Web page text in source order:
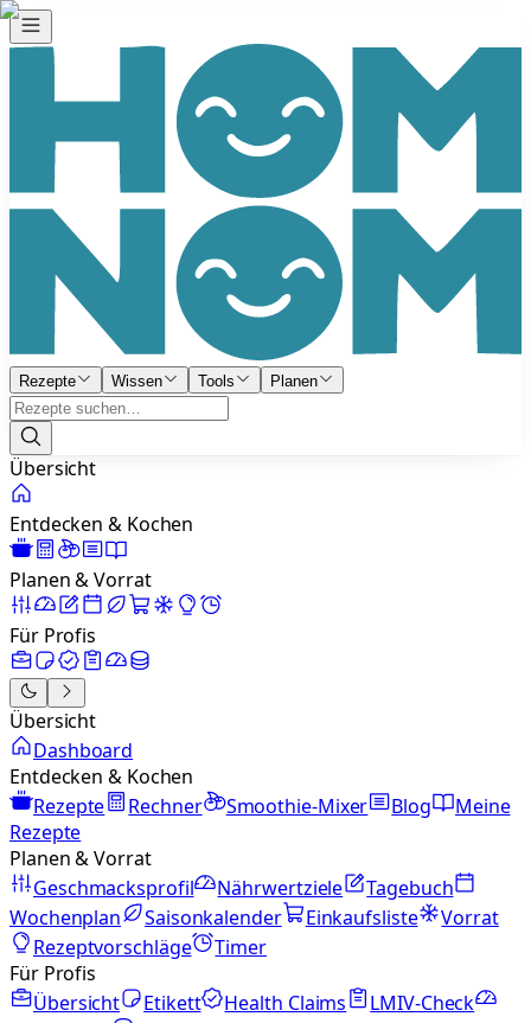
Rezepte Wissen Tools Planen
Übersicht
Entdecken & Kochen
Planen & Vorrat
Für Profis
Übersicht
Dashboard
Entdecken & Kochen
Rezepte
Rechner Smoothie-Mixer Blog
Meine
Rezepte
Planen & Vorrat
Geschmacksprofil
Nährwertziele
Tagebuch
Wochenplan
Saisonkalender Einkaufsliste
Vorrat
Rezeptvorschläge
Timer
Für Profis
Übersicht
Etikett Health Claims
LMIV-Check